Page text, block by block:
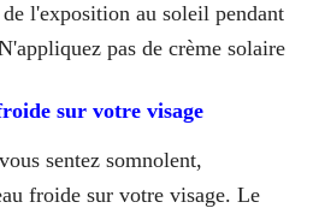
l'exposition au soleil pendant
pas de crème solaire
sur votre visage
sentez somnolent,
froide sur votre visage. Le